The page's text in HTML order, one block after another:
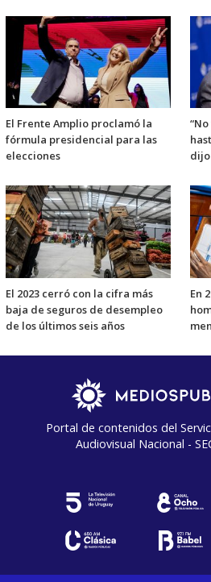
El Frente Amplio proclamó la
fórmula presidencial para las
elecciones
El 2023 cerró con la cifra más
baja de seguros de desempleo
de los últimos seis años
En
Portal de contenidos del
Audiovisual Nacional -